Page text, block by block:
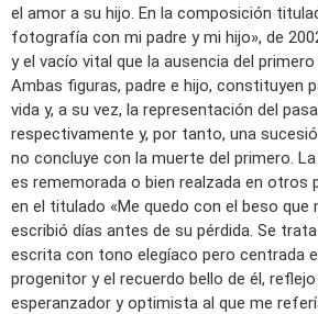
el amor a su hijo. En la composición
fotografía con mi padre y mi hijo», de
y el vacío vital que la ausencia del
Ambas figuras, padre e hijo, constituyen
vida y, a su vez, la representación del
respectivamente y, por tanto, una
no concluye con la muerte del primero.
es rememorada o bien realzada en otros
en el titulado «Me quedo con el beso que
escribió días antes de su pérdida. Se
escrita con tono elegíaco pero centrada
progenitor y el recuerdo bello de él,
esperanzador y optimista al que me